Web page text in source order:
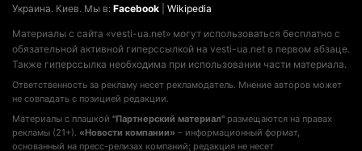
Украина. Киев. Мы в: Facebook Wikipedia
Материалы с сайта «vesti-ua.net» могут использоваться бесплатно с
обязательной активной гиперссылкой на vesti-ua.net в первом абзаце.
Также гиперссылка необходима при использовании части материала.
Ответственность за рекламу несет рекламодатель. Мнение авторов может
не совпадать с позицией редакции.
Материалы с плашкой "Партнерский материал" размещаются на правах
рекламы (21+). «Новости компании» – информационный формат,
основанный на пресс-релизах компаний; редакция не несет